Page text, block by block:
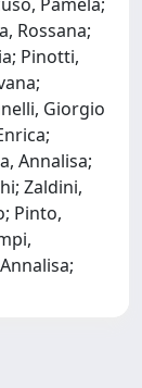
Rossana;
Pinotti,
Giorgio
Annalisa;
Zaldini,
Pinto,